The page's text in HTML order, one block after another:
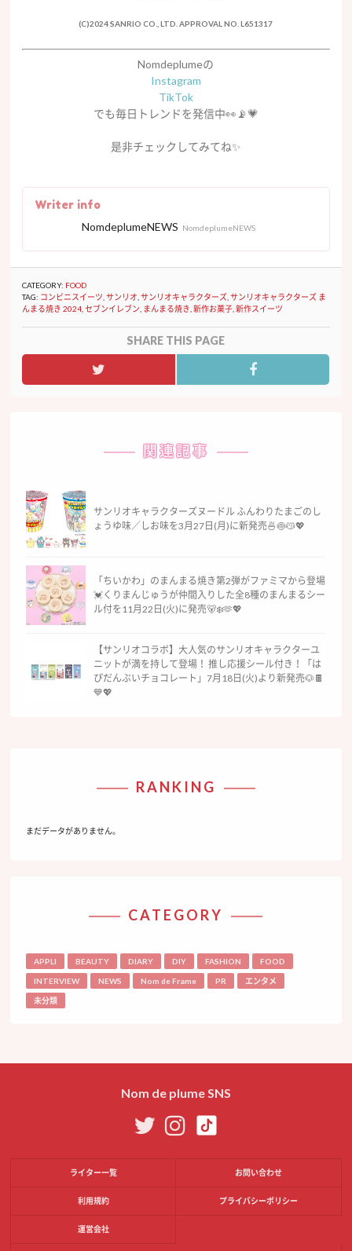
(C)2024 SANRIO CO., LTD. APPROVAL NO. L651317
Nomdeplumeの
Instagram
TikTok
でも毎日トレンドを発信中👀📡💗
是非チェックしてみてね✨
Writer info
NomdeplumeNEWS NomdeplumeNEWS
CATEGORY: FOOD
TAG: コンビニスイーツ ,サンリオ ,サンリオキャラクターズ ,サンリオキャラクターズ ま
んまる焼き 2024 ,セブンイレブン まんまる焼き ,新作お菓子 ,新作スイーツ
SHARE THIS PAGE
関連記事
サンリオキャラクターズヌードル ふんわりたまごのし
ょうゆ味／しお味を3月27日(月)に新発売🍜🍥😽💖
「ちいかわ」のまんまる焼き第2弾がファミマから登場
💓くりまんじゅうが仲間入りした全8種のまんまるシー
ル付を11月22日(火)に発売🐻‍❄️🫶💖
【サンリオコラボ】大人気のサンリオキャラクターユ
ニットが満を持して登場！ 推し応援シール付き！「は
ぴだんぶいチョコレート」7月18日(火)より新発売🐶🍫
💙💖
RANKING
まだデータがありません。
CATEGORY
APPLI BEAUTY DIARY DIY FASHION FOOD
INTERVIEW NEWS Nom de Frame PR エンタメ
未分類
Nom de plume SNS
ライター一覧 お問い合わせ
利用規約 プライバシーポリシー
運営会社